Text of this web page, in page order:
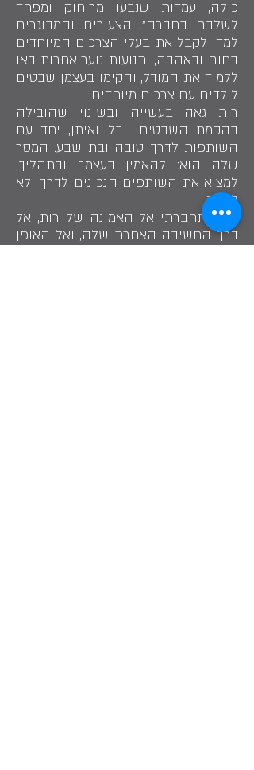
כולה, עמדות שנבעו מריחוק ומפחד
לשלבם בחברה". הצעירים והמבוגרים
למדו לקבל את בעלי הצרכים המיוחדים
בחום ובאהבה, ותנועות נוער אחרות באו
ללמוד את המודל, והקימו בעצמן שבטים
לילדים עם צרכים מיוחדים.
רות גאה בעשייה ובשינוי שהובילה
בהקמת השבטים יובל ואיתן, יחד עם
השותפות לדרך טובה ובת שבע. המסר
שלה הוא: להאמין בעצמך ובתהליך,
למצוא את השותפים הנכונים לדרך ולא
לפחד.
אני התחברתי אל האמונה של רות, אל
דרך החשיבה האחרת שלה, ואל האופן